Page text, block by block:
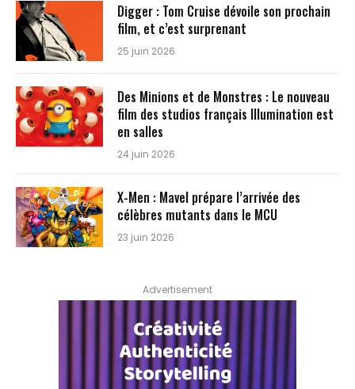
Digger : Tom Cruise dévoile son prochain
film, et c’est surprenant
25 juin 2026
Des Minions et de Monstres : Le nouveau
film des studios français Illumination est
en salles
24 juin 2026
X-Men : Mavel prépare l’arrivée des
célèbres mutants dans le MCU
23 juin 2026
Advertisement